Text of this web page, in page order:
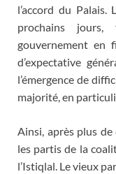
l’accord du Palais.
prochains
gouvernement en
d’expectative
l’émergence de
majorité, en
Ainsi, après plus
les partis de la
l’Istiqlal. Le vieux